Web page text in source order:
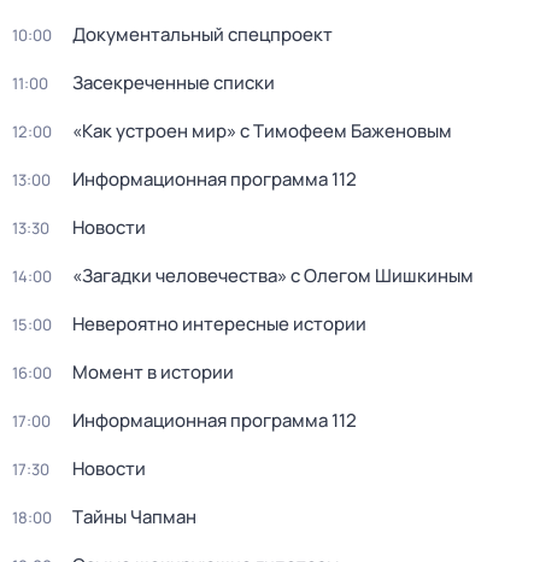
10:00 Документальный спецпроект
11:00 Заcекрeченные списки
12:00 «Как устроен мир» с Тимофеем Баженовым
13:00 Информационная программа 112
13:30 Новости
14:00 «Загадки человечества» с Олегом Шишкиным
15:00 Невероятно интересные истории
16:00 Момент в истории
17:00 Информационная программа 112
17:30 Новости
18:00 Тaйны Чапман